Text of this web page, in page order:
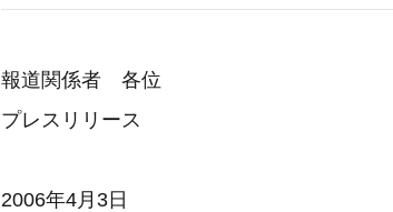
報道関係者 各位
プレスリリース
2006年4月3日